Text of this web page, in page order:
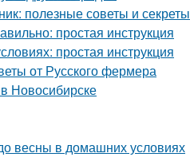
полезные советы и секреты
простая инструкция
простая инструкция
от Русского фермера
Новосибирске
весны в домашних условиях